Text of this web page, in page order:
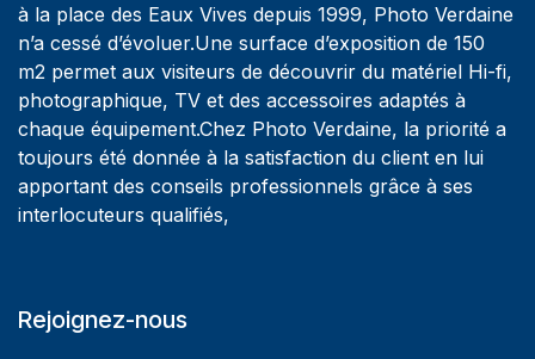
à la place des Eaux Vives depuis 1999, Photo Verdaine
n’a cessé d’évoluer.Une surface d’exposition de 150
m2 permet aux visiteurs de découvrir du matériel Hi-fi,
photographique, TV et des accessoires adaptés à
chaque équipement.Chez Photo Verdaine, la priorité a
toujours été donnée à la satisfaction du client en lui
apportant des conseils professionnels grâce à ses
interlocuteurs qualifiés,
Rejoignez-nous